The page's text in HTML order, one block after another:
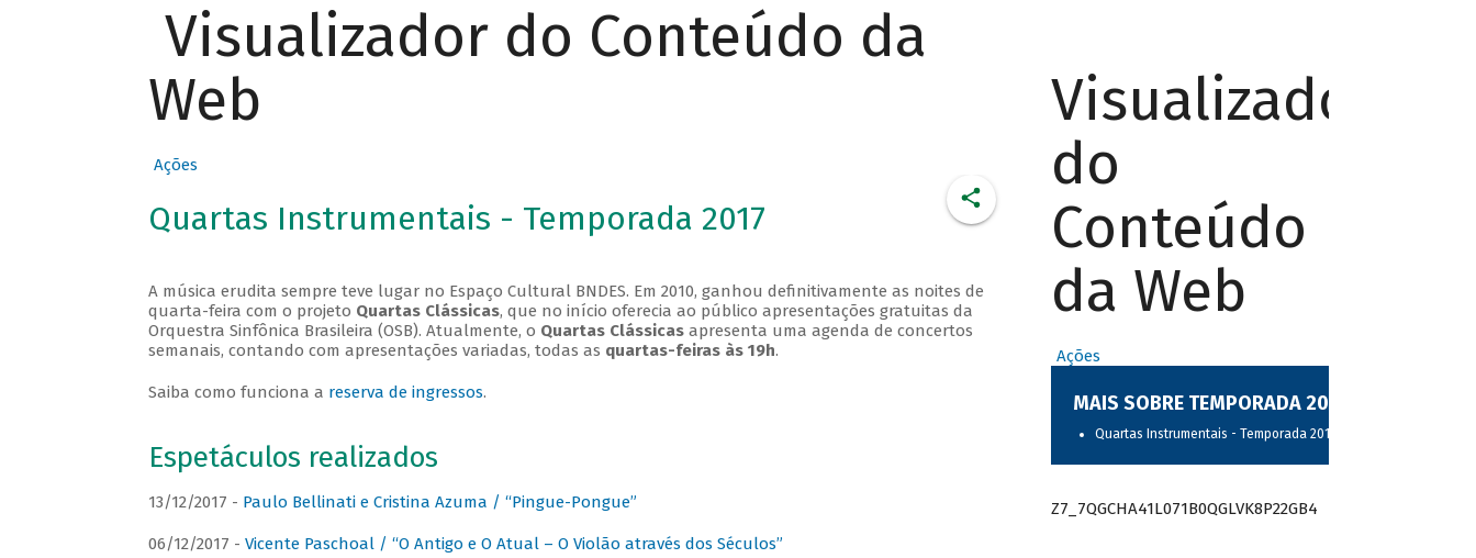
Visualizador do Conteúdo da
Web
Ações
Quartas Instrumentais - Temporada 2017
A música erudita sempre teve lugar no Espaço Cultural BNDES. Em 2010, ganhou definitivamente as noites de
quarta-feira com o projeto Quartas Clássicas, que no início oferecia ao público apresentações gratuitas da
Orquestra Sinfônica Brasileira (OSB). Atualmente, o Quartas Clássicasapresenta uma agenda de concertos
semanais, contando com apresentações variadas, todas as quartas-feiras às 19h.
Saiba como funciona a reserva de ingressos.
Espetáculos realizados
13/12/2017 - Paulo Bellinati e Cristina Azuma / “Pingue-Pongue”
06/12/2017 - Vicente Paschoal / “O Antigo e O Atual – O Violão através dos Séculos”
Visualizador
do
Conteúdo
da Web
Ações
MAIS SOBRE TEMPORADA 2017
Quartas Instrumentais - Temporada 2017
Z7_7QGCHA41L071B0QGLVK8P22GB4